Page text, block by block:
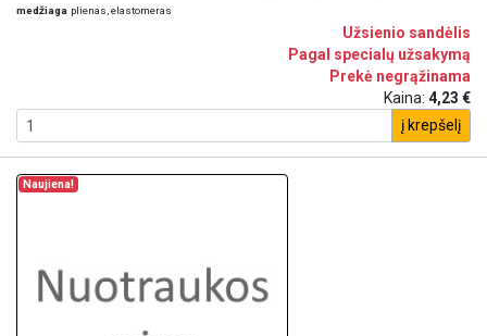
medžiaga plienas, elastomeras
Užsienio sandėlis
Pagal specialų užsakymą
Prekė negrąžinama
Kaina: 4,23 €
į krepšelį
Naujiena!